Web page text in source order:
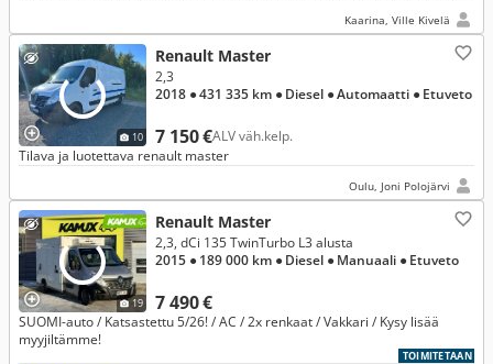
Kaarina, Ville Kivelä
10
Renault Master
7 150 €ALV väh.kelp.
2,3
2018 ● 431 335 km ● Diesel ● Automaatti ● Etuveto
Tilava ja luotettava renault master
Oulu, Joni Polojärvi
19
Renault Master
7 490 €
2,3, dCi 135 TwinTurbo L3 alusta
2015 ● 189 000 km ● Diesel ● Manuaali ● Etuveto
SUOMI-auto / Katsastettu 5/26! / AC / 2x renkaat / Vakkari / Kysy lisää
myyjiltämme!
TOIMITETAAN